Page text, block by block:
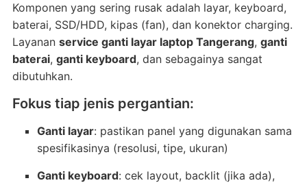
Komponen yang sering rusak adalah layar, keyboard,
baterai, SSD/HDD, kipas (fan), dan konektor charging.
Layanan service ganti layar laptop Tangerang, ganti
baterai, ganti keyboard, dan sebagainya sangat
dibutuhkan.
Fokus tiap jenis pergantian:
Ganti layar: pastikan panel yang digunakan sama
spesifikasinya (resolusi, tipe, ukuran)
Ganti keyboard: cek layout, backlit (jika ada),